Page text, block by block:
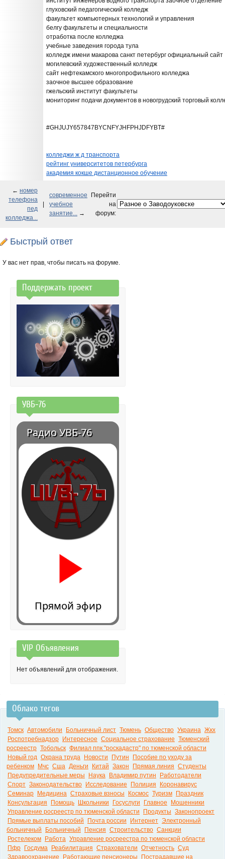
глуховский педагогический колледж
факультет компьютерных технологий и управления
белгу факультеты и специальности
отработка после колледжа
учебные заведения города тула
колледж имени макарова санкт петербург официальный сайт
могилевский художественный колледж
сайт нефтекамского многопрофильного колледжа
заочное высшее образование
гжельский институт факультеты
мониторинг подачи документов в новогрудский торговый
#GHJUJY657847BYCNFYJHFPHJDFYBT#
колледжи ж д транспорта
рейтинг университетов петербурга
академия кокше дистанционное обучение
← номер
телефона
пед
колледжа...
современное
учебное
занятие... →
Перейти
на
форум:
Быстрый ответ
У вас нет прав, чтобы писать на форуме.
Поддержать проект
УВБ-76
Радио УВБ-76
0:00
Прямой эфир
VIP Объявления
Нет объявлений для отображения.
Облако тегов
Томск Автомобили Больничный лист Тюмень Общество Украина Жкх
Роспотребнадзор
Интересное Социальное страхование Тюменский
росреестр Тобольск Филиал ппк "роскадастр" по тюменской области
Новый год Охрана труда Новости Путин
Пособие по уходу за
ребенком
Мчс Сша Деньги Китай Закон Прямая линия Студенты
Предупредительные меры
Наука Владимир путин
Работодатели
Спорт Законодательство Исследование Полиция
Коронавирус
Семинар
Медицина Страховые взносы Космос Туризм
Праздник
Консультация
Помощь Школьники Госуслуги Главное
Мошенники
Управление росреестр по тюменской области
Продукты Законопроект
Прямые выплаты пособий
Почта россии Интернет Электронный
больничный
Больничный Пенсия Строительство Санкции
Ростелеком
Работа Управление росреестра по тюменской области
Пфр
Госдума Реабилитация Страхователи Отчетность Суд
Здравоохранение
Работающие пенсионеры
Пострадавшие на